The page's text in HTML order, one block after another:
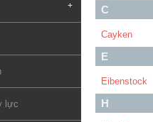
+
lực
C
Cayken
E
Eibenstock
H